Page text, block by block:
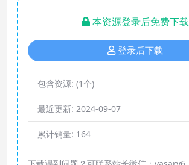
本资源登录后免费下载
登录后下载
包含资源: (1个)
最近更新: 2024-09-07
累计销量: 164